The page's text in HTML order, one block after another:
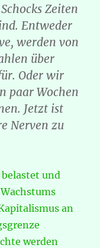
Zeiten
Entweder
werden von
über
Oder wir
paar Wochen
Jetzt ist
Nerven zu
und
an
werden